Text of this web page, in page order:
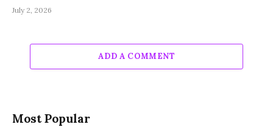
July 2, 2026
ADD A COMMENT
Most Popular